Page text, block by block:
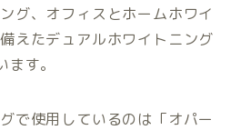
グ、オフィスとホームホワイ
えたデュアルホワイトニング
す。
で使用しているのは「オパー